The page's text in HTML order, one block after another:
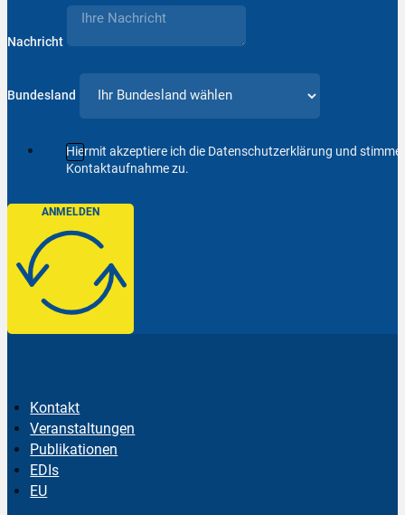
Nachricht
Bundesland
Hiermit akzeptiere ich die Datenschutzerklärung und
Kontaktaufnahme zu.
ANMELDEN
Kontakt
Veranstaltungen
Publikationen
EDIs
EU